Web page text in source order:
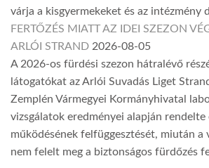
várja a kisgyermekeket és az intézmény
FERTŐZÉS MIATT AZ IDEI SZEZON
ARLÓI STRAND 2026-08-05
A 2026-os fürdési szezon hátralévő
látogatókat az Arlói Suvadás Liget
Zemplén Vármegyei Kormányhivatal
vizsgálatok eredményei alapján
működésének felfüggesztését, miután a
nem felelt meg a biztonságos fürdőzés